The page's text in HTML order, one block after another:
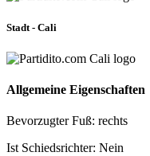
Stadt - Cali
Allgemeine Eigenschaften
Bevorzugter Fuß: rechts
Ist Schiedsrichter: Nein